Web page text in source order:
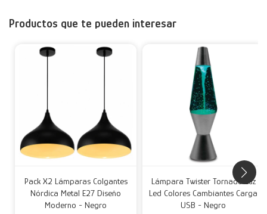
Productos que te pueden interesar
Pack X2 Lámparas Colgantes
Nórdica Metal E27 Diseño
Moderno - Negro
Lámpara Twister Tornado Luz
Led Colores Cambiantes Carga
USB - Negro